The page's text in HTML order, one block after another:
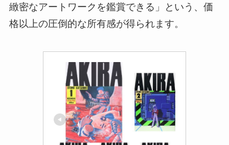
緻密なアートワークを鑑賞できる」という、価
格以上の圧倒的な所有感が得られます。